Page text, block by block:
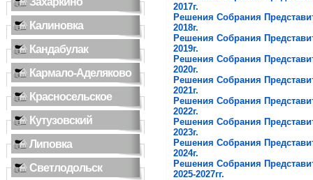
Калиновка
Кандабулак
Кармало-Аделяково
Красносельское
Кутузовский
Липовка
Светлодольск
2017г.
Решения Собрания
2018г.
Решения Собрания
2019г.
Решения Собрания
2020г.
Решения Собрания
2021г.
Решения Собрания
2022г.
Решения Собрания
2023г.
Решения Собрания
2024г.
Решения Собрания
2025-2027гг.